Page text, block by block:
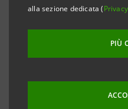
alla sezione dedicata (
PIÙ
derivanti
il business plan
Alberto Dal Poz,
Presidente di